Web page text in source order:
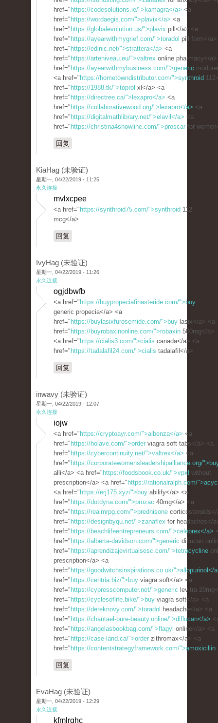
href=" https://codesolutions.ie/">kamagra</a> <a
href=" https://wordaegis.com/">plavix</a> <a
href=" https://globalevolution.us/">plavix pill</a> <a
href=" https://ayearwithmygrief.com/">toradol pill form</
href=" https://edinic.net/">strattera</a> <a
href=" https://arteniveau.eu/">valtrex online pharmacy</
href=" https://ayearwithmybusiness.com/">generic
<a href=" https://hometowndistributor.com/">synthroid
href=" https://1988.tk/">toprol xl</a> <a
href=" https://directree.ca/">lexapro</a> <a
href=" https://collaborativewood.org/">lexapro</a> <a
href=" https://digitalmathlibrary.net/">elavil</a> <a
href=" https://christina4snowline.com/">proscar for
回复
KiaHag (未验证)
星期一, 04/22/2019 - 11:25
永久连接
mvlxcpee
<a href=" https://synthroid75.com/">synthroid 112
mcg</a>
回复
IvyHag (未验证)
星期一, 04/22/2019 - 11:26
永久连接
ogjdbwfb
<a href=" https://buypropeciafinasteride.com/">buy
generic propecia</a> <a
href=" https://buylasixfurosemide.com/">buy lasix</a> <a
href=" https://buyrobaxinonline.com/">robaxin 500mg</a>
<a href=" https://cialis3.com/">cialis canada</a> <a
href=" https://tadalafil24.com/">cialis tadalafil</a>
回复
inwavy (未验证)
星期一, 04/22/2019 - 12:07
永久连接
iojw
<a href=" https://cryptoayr.com/">albenza</a> <a
href=" https://holave.com/">order viagra soft tabs</a> <a
href=" https://cybercontinuity.net/">valtrex</a> <a
href=" https://corporatewomensleadershipalliance.org/
alli</a> <a href=" https://foodsbook.co.uk/">vpxl without
prescription</a> <a href=" https://rationalralph.com/
<a href=" https://erj175.xyz/">buy abilify</a> <a
href=" https://dotdyna.com/">prozac 40mg</a> <a
href=" https://realmrpg.com/">prednisone
href=" https://designbyqu.net/">zanaflex for headaches</
href=" https://beachlifeentrepreneurs.com/">celebrex</a>
href=" https://alberta-davidson.com/">generic diflucan
href=" https://aprendizajevirtualsesc.com/">tetracycline
prescription</a> <a
href=" https://goodwitchsinspirations.co.uk/">allopurinol</
href=" https://centria.biz/">buy viagra soft</a> <a
href=" https://cypresscomputer.net/">generic levitra
href=" https://cyclesoflife.bike/">buy viagra soft</a> <a
href=" https://dereknovy.com/">toradol headache</a> <a
href=" https://chantael-pure-beauty.online/">diflucan</a>
href=" https://angelasbookbag.com/">flagyl online</a> <a
href=" https://case-land.ca/">order zithromax</a> <a
href=" https://contentstrategyframework.com/">amoxicillin
回复
EvaHag (未验证)
星期一, 04/22/2019 - 12:29
永久连接
kfmlrqhc